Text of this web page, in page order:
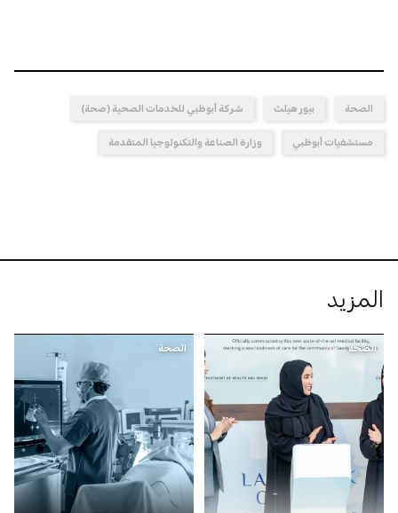
الصحة بيور هيلث شركة أبوظبي للخدمات الصحية (صحة)
مستشفيات أبوظبي وزارة الصناعة والتكنولوجيا المتقدمة
المزيد
الصحة الصحة